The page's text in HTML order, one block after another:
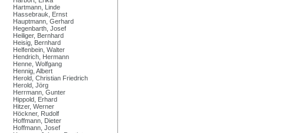
Hartmann, Linde
Hassebrauk, Ernst
Hauptmann, Gerhard
Hegenbarth, Josef
Heiliger, Bernhard
Heisig, Bernhard
Helfenbein, Walter
Hendrich, Hermann
Henne, Wolfgang
Hennig, Albert
Herold, Christian Friedrich
Herold, Jörg
Herrmann, Gunter
Hippold, Erhard
Hitzer, Werner
Höckner, Rudolf
Hoffmann, Dieter
Hoffmann, Josef